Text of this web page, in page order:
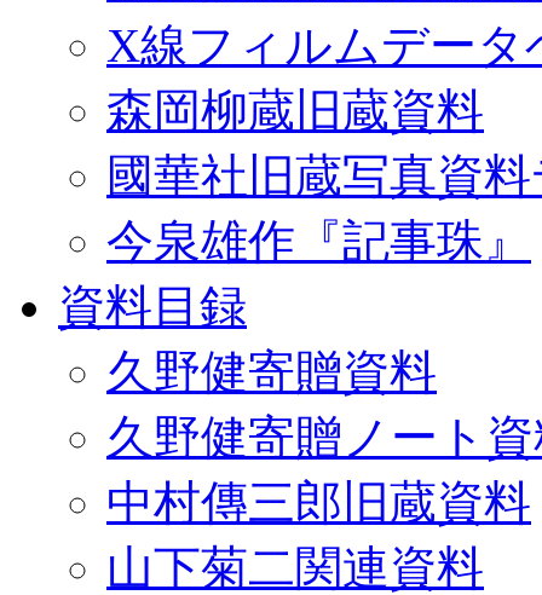
X線フィルムデータ
森岡柳蔵旧蔵資料
國華社旧蔵写真資
今泉雄作『記事珠』
資料目録
久野健寄贈資料
久野健寄贈ノート
中村傳三郎旧蔵資料
山下菊二関連資料